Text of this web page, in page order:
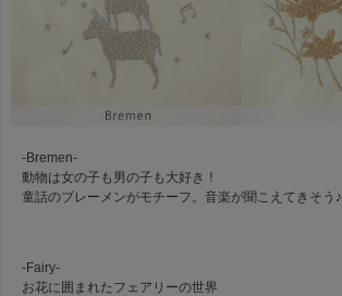
-Bremen-
動物は女の子も男の子も大好き！
童話のブレーメンがモチーフ。音楽が聞こえてきそう♪
-Fairy-
お花に囲まれたフェアリーの世界